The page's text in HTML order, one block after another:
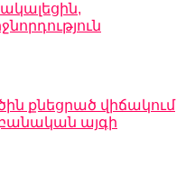
քնեցրած վիճակում
այգի